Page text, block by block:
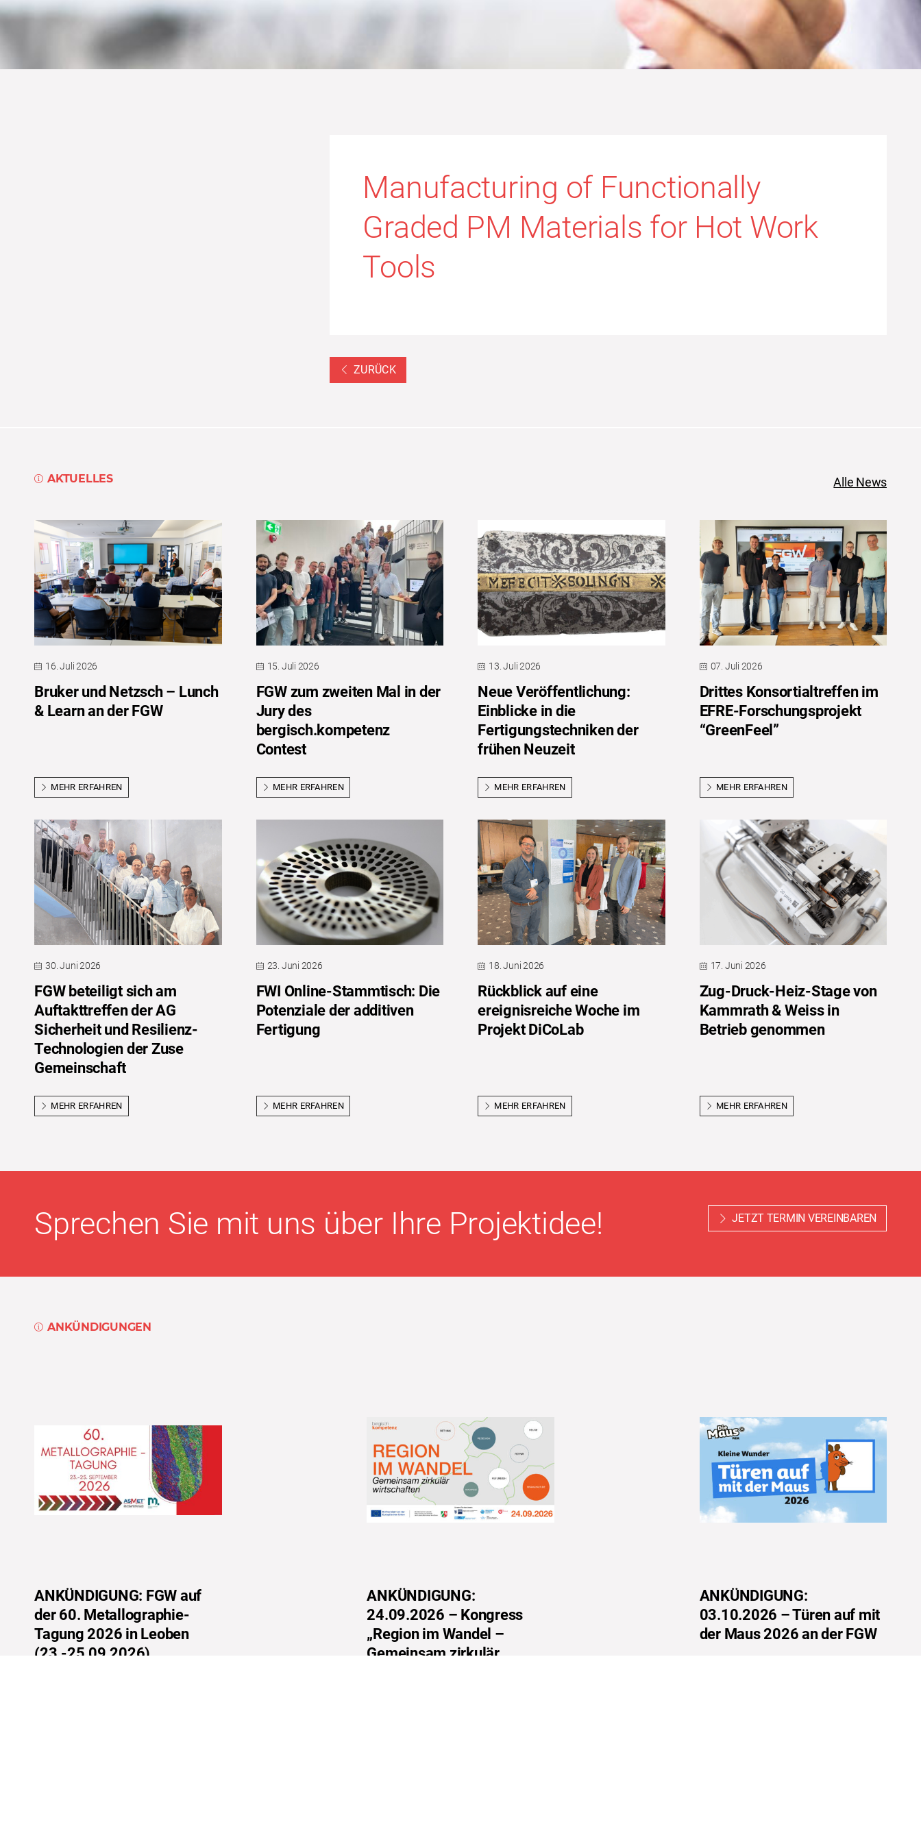
Manufacturing of Functionally
Graded PM Materials for Hot Work
Tools
ZURÜCK
AKTUELLES Alle News
16. Juli 2026
Bruker und Netzsch – Lunch
& Learn an der FGW
MEHR ERFAHREN
15. Juli 2026
FGW zum zweiten Mal in der
Jury des
bergisch.kompetenz
Contest
MEHR ERFAHREN
13. Juli 2026
Neue Veröffentlichung:
Einblicke in die
Fertigungstechniken der
frühen Neuzeit
MEHR ERFAHREN
07. Juli 2026
Drittes Konsortialtreffen im
EFRE-Forschungsprojekt
“GreenFeel”
MEHR ERFAHREN
30. Juni 2026
FGW beteiligt sich am
Auftakttreffen der AG
Sicherheit und Resilienz-
Technologien der Zuse
Gemeinschaft
MEHR ERFAHREN
23. Juni 2026
FWI Online-Stammtisch: Die
Potenziale der additiven
Fertigung
MEHR ERFAHREN
18. Juni 2026
Rückblick auf eine
ereignisreiche Woche im
Projekt DiCoLab
MEHR ERFAHREN
17. Juni 2026
Zug-Druck-Heiz-Stage von
Kammrath & Weiss in
Betrieb genommen
MEHR ERFAHREN
Sprechen Sie mit uns über Ihre Projektidee! JETZT TERMIN VEREINBAREN
ANKÜNDIGUNGEN
ANKÜNDIGUNG: FGW auf
der 60. Metallographie-
Tagung 2026 in Leoben
(23.-25.09.2026)
ANKÜNDIGUNG:
24.09.2026 – Kongress
„Region im Wandel –
Gemeinsam zirkulär
ANKÜNDIGUNG:
03.10.2026 – Türen auf mit
der Maus 2026 an der FGW